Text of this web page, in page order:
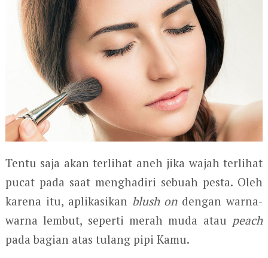
Tentu saja akan terlihat aneh jika wajah terlihat
pucat pada saat menghadiri sebuah pesta. Oleh
karena itu, aplikasikan blush ondengan warna-
warna lembut, seperti merah muda atau peach
pada bagian atas tulang pipi Kamu.